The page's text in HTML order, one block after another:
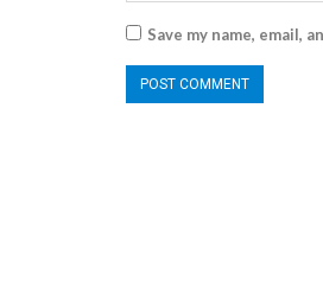
Save my name, email,